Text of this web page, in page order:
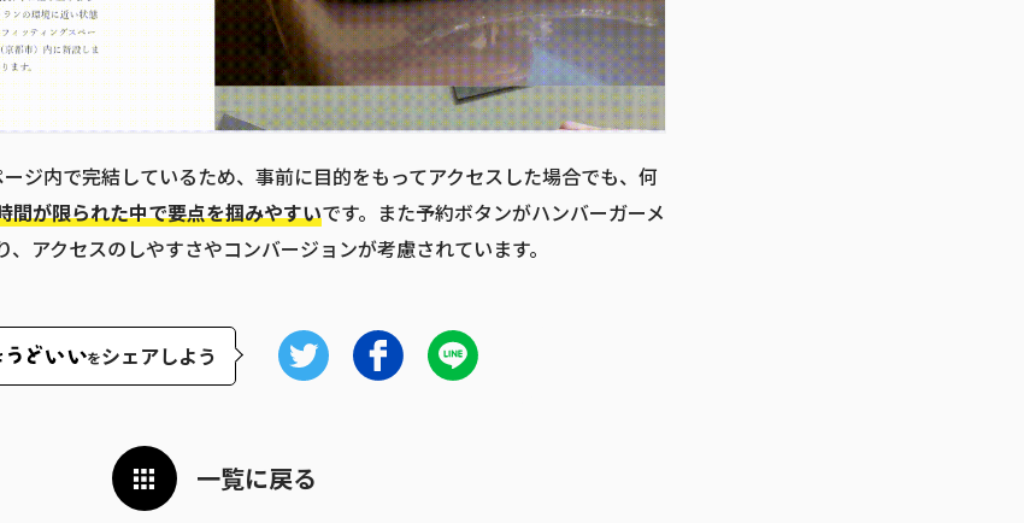
ジ内で完結しているため、事前に目的をもってアクセスした場合でも、何
間が限られた中で要点を掴みやすいです。また予約ボタンがハンバーガーメ
アクセスのしやすさやコンバージョンが考慮されています。
をシェアしよう
一覧に戻る